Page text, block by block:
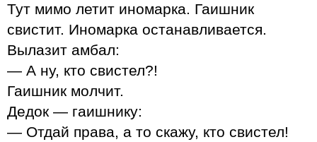
Тут мимо летит иномарка. Гаишник
свистит. Иномарка останавливается.
Вылазит амбал:
— А ну, кто свистел?!
Гаишник молчит.
Дедок — гаишнику:
— Отдай права, а то скажу, кто свистел!